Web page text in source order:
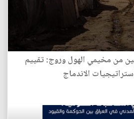
من مخيمي الهول وروج: تقييم
الاندماج